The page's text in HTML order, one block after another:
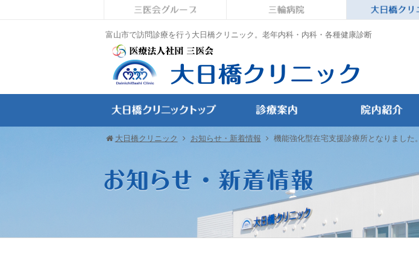
富山市で訪問診療を行う大日橋クリニック。老年内科・内科・各種健康診断
大日橋クリニック お知らせ・新着情報 機能強化型在宅支援診療所となりました。